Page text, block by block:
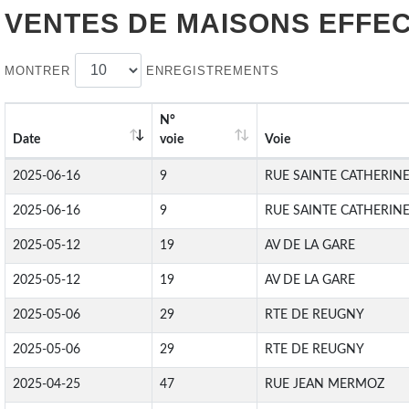
VENTES DE MAISONS
MONTRER ENREGISTREMENTS
Date
N°
voie
Voie
2025-06-16 9 RUE SAINTE CATHERINE
2025-06-16 9 RUE SAINTE CATHERINE
2025-05-12 19 AV DE LA GARE
2025-05-12 19 AV DE LA GARE
2025-05-06 29 RTE DE REUGNY
2025-05-06 29 RTE DE REUGNY
2025-04-25 47 RUE JEAN MERMOZ